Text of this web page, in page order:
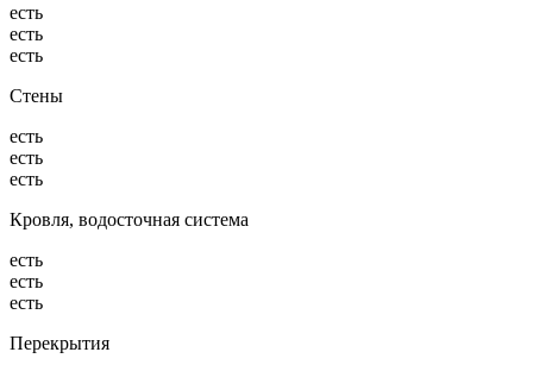
есть
есть
есть
Стены
есть
есть
есть
Кровля, водосточная система
есть
есть
есть
Перекрытия